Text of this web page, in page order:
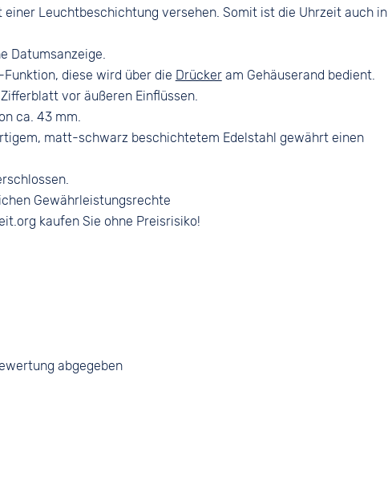
einer Leuchtbeschichtung versehen. Somit ist die Uhrzeit auch in
Datumsanzeige.
diese wird über die Drückeram Gehäuserand bedient.
vor äußeren Einflüssen.
ca. 43 mm.
matt-schwarz beschichtetem Edelstahl gewährt einen
Gewährleistungsrechte
kaufen Sie ohne Preisrisiko!
abgegeben